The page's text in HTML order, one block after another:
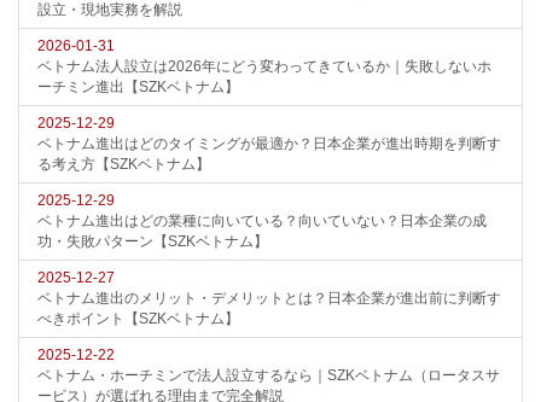
設立・現地実務を解説
2026-01-31
ベトナム法人設立は2026年にどう変わってきているか｜失敗しないホ
ーチミン進出【SZKベトナム】
2025-12-29
ベトナム進出はどのタイミングが最適か？日本企業が進出時期を判断す
る考え方【SZKベトナム】
2025-12-29
ベトナム進出はどの業種に向いている？向いていない？日本企業の成
功・失敗パターン【SZKベトナム】
2025-12-27
ベトナム進出のメリット・デメリットとは？日本企業が進出前に判断す
べきポイント【SZKベトナム】
2025-12-22
ベトナム・ホーチミンで法人設立するなら｜SZKベトナム（ロータスサ
ービス）が選ばれる理由まで完全解説